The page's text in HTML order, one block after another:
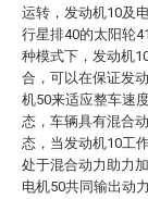
运转，发动机10及
行星排40的太阳轮
种模式下，发动机
合，可以在保证发
机50来适应整车速
态，车辆具有混合
态，当发动机10工
处于混合动力助力
电机50共同输出动